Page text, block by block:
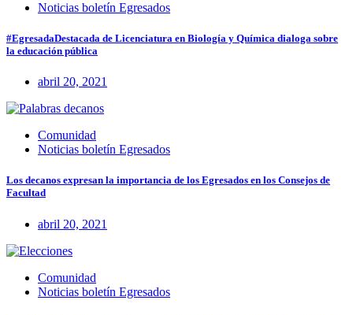
Noticias boletín Egresados
#EgresadaDestacada de Licenciatura en Biología y Química dialoga sobre
la educación pública
abril 20, 2021
Comunidad
Noticias boletín Egresados
Los decanos expresan la importancia de los Egresados en los Consejos de
Facultad
abril 20, 2021
Comunidad
Noticias boletín Egresados